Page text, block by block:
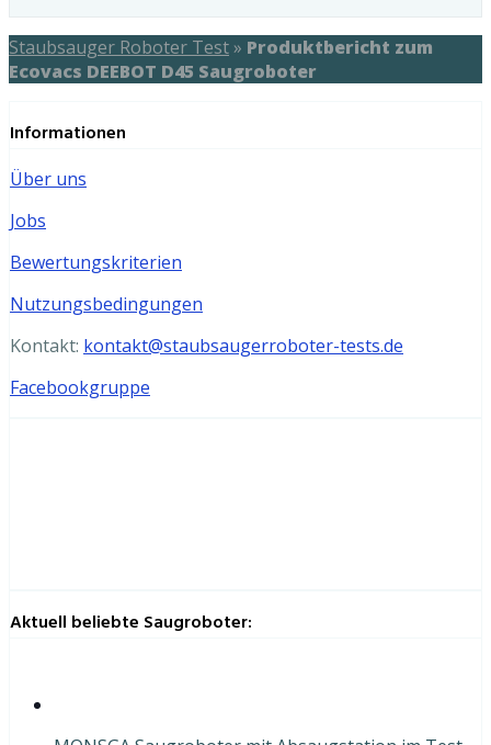
Staubsauger Roboter Test» Produktbericht zum
Ecovacs DEEBOT D45 Saugroboter
Informationen
Über uns
Jobs
Bewertungskriterien
Nutzungsbedingungen
Kontakt: kontakt@staubsaugerroboter-tests.de
Facebookgruppe
Aktuell beliebte Saugroboter: